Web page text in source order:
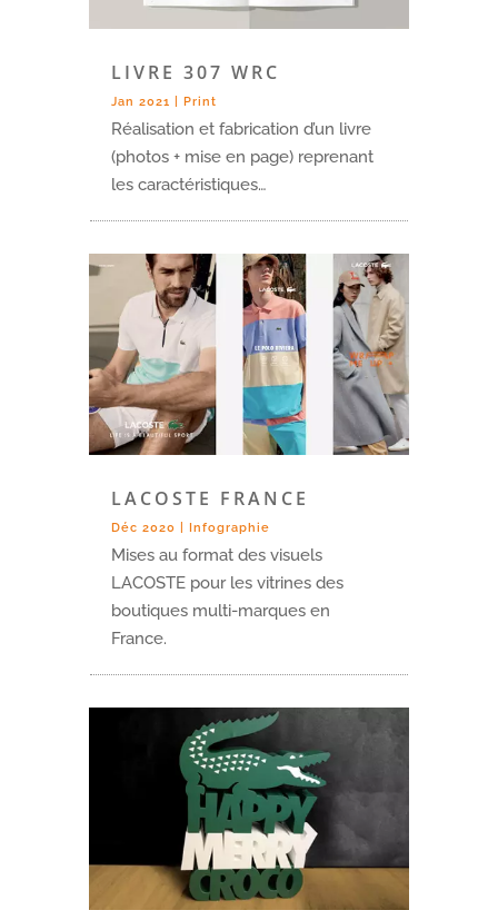
LIVRE 307 WRC
Jan 2021 Print
Réalisation et fabrication d’un livre
(photos + mise en page) reprenant
les caractéristiques…
LACOSTE FRANCE
Déc 2020 Infographie
Mises au format des visuels
LACOSTE pour les vitrines des
boutiques multi-marques en
France.